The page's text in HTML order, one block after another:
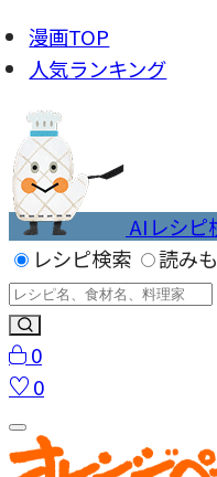
漫画TOP
人気ランキング
AIレシピ
レシピ検索
読み
0
0